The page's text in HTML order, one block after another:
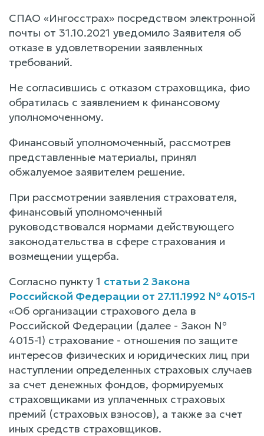
СПАО «Ингосстрах» посредством электронной
почты от 31.10.2021 уведомило Заявителя об
отказе в удовлетворении заявленных
требований.
Не согласившись с отказом страховщика, фио
обратилась с заявлением к финансовому
уполномоченному.
Финансовый уполномоченный, рассмотрев
представленные материалы, принял
обжалуемое заявителем решение.
При рассмотрении заявления страхователя,
финансовый уполномоченный
руководствовался нормами действующего
законодательства в сфере страхования и
возмещении ущерба.
Согласно пункту 1 статьи 2 Закона
Российской Федерации от 27.11.1992 № 4015-1
«Об организации страхового дела в
Российской Федерации (далее - Закон №
4015-1) страхование - отношения по защите
интересов физических и юридических лиц при
наступлении определенных страховых случаев
за счет денежных фондов, формируемых
страховщиками из уплаченных страховых
премий (страховых взносов), а также за счет
иных средств страховщиков.